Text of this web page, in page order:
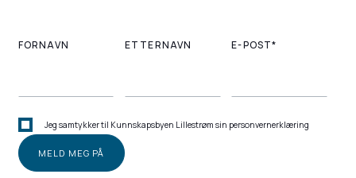
FORNAVN ETTERNAVN E-POST*
Jeg samtykker til Kunnskapsbyen Lillestrøm sin personvernerklæring